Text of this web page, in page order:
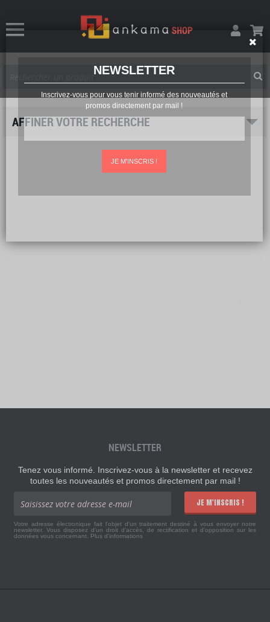
NEWSLETTER
Inscrivez-vous pour vous tenir informé des nouveautés et
promos directement par mail !
JE M'INSCRIS !
AFFINER VOTRE RECHERCHE
NEWSLETTER
Tenez vous informé. Inscrivez-vous à la newsletter et recevez
toutes les nouveautés et promos directement par mail !
JE M'INSCRIS !
Votre adresse électronique fait l'objet d'un traitement destiné à vous envoyer notre
newsletter. Vous disposez d'un droit d'accès, de rectification et d'opposition sur les
données vous concernant. Plus d'informations